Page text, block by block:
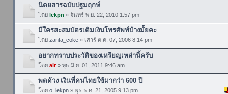
นิตยสารฉบับปฐมฤกษ์
โดย lekpn » จันทร์ พ.ย. 22, 2010 1:57 pm
มีใครสะสมบัตรเติมเงินโทรศัพท์บ้างมั้ยคะ
โดย zanta_coke» เสาร์ ต.ค. 07, 2006 8:14 pm
อยากทราบประวัติของเหรียญเหล่านี้ครับ
โดย air» พุธ มิ.ย. 01, 2011 9:46 am
พดด้วง เงินที่คนไทยใช้มากว่า 600 ปี
โดย o_lekpn» พุธ ธ.ค. 21, 2005 9:13 pm